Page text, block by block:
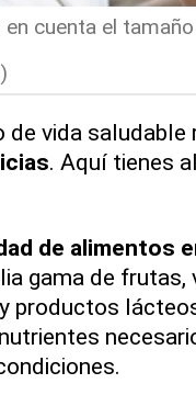
cuenta el
)
vida saludable
. Aquí tienes
de alimentos
gama de frutas,
productos